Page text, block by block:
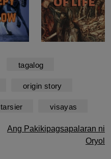
tagalog
origin story
tarsier visayas
Ang Pakikipagsapalaran ni
Oryol